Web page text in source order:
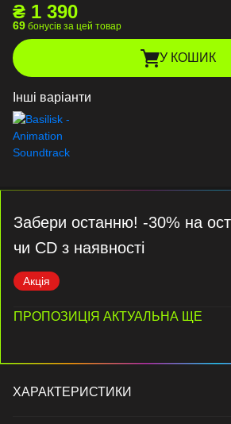
₴ 1 390
69 бонусів за цей товар
У КОШИК
Інші варіанти
Забери останню! -30% на
чи CD з наявності
Акція
ПРОПОЗИЦІЯ АКТУАЛЬНА ЩЕ
ХАРАКТЕРИСТИКИ